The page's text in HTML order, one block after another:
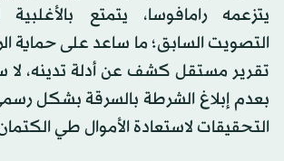
يتزعمه رامافوسا، يتمتع بالأغلبية
التصويت السابق؛ ما ساعد على حماية
تقرير مستقل كشف عن أدلة تدينه، لا
بعدم إبلاغ الشرطة بالسرقة بشكل
التحقيقات لاستعادة الأموال طي